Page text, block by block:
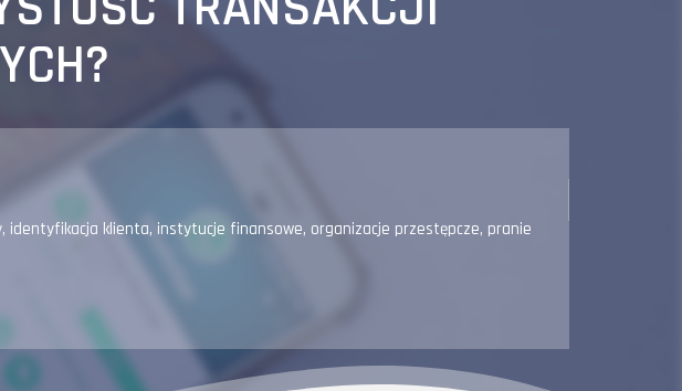
, identyfikacja klienta, instytucje finansowe, organizacje przestępcze, pranie